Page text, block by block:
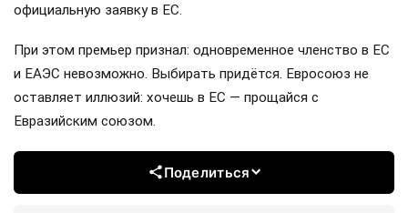
официальную заявку в ЕС.
При этом премьер признал: одновременное членство в ЕС
и ЕАЭС невозможно. Выбирать придётся. Евросоюз не
оставляет иллюзий: хочешь в ЕС — прощайся с
Евразийским союзом.
Поделиться